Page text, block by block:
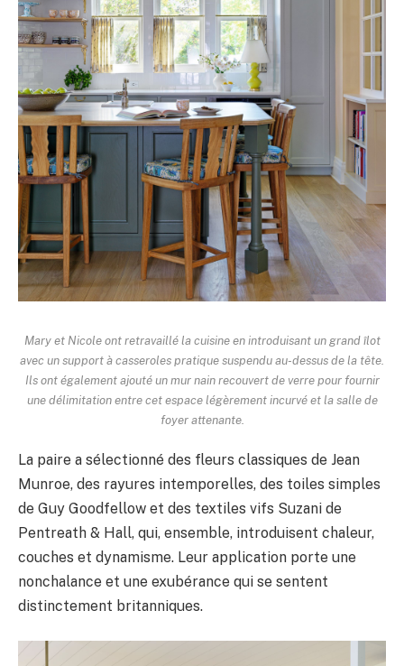
Mary et Nicole ont retravaillé la cuisine en introduisant un grand îlot
avec un support à casseroles pratique suspendu au-dessus de la tête.
Ils ont également ajouté un mur nain recouvert de verre pour fournir
une délimitation entre cet espace légèrement incurvé et la salle de
foyer attenante.
La paire a sélectionné des fleurs classiques de Jean
Munroe, des rayures intemporelles, des toiles simples
de Guy Goodfellow et des textiles vifs Suzani de
Pentreath & Hall, qui, ensemble, introduisent chaleur,
couches et dynamisme. Leur application porte une
nonchalance et une exubérance qui se sentent
distinctement britanniques.